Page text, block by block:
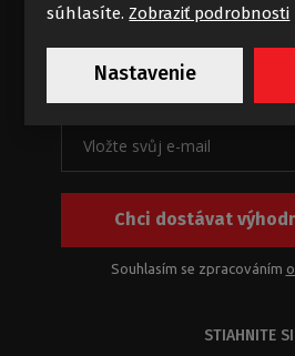
Novinky a akce
Chci dostávat
Souhlasím se zpracováním
STIAHNITE SI
súhlasíte.Zobraziť podrobnosti
Nastavenie